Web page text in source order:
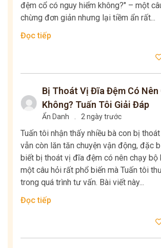
đệm cổ có nguy hiểm không?" – một
chừng đơn giản nhưng lại tiềm ẩn rất...
Đọc tiếp
Bị Thoát Vị Đĩa Đệm Có Nên
Không? Tuấn Tôi Giải Đáp
Ẩn Danh . 2 ngày trước
Tuấn tôi nhận thấy nhiều bà con bị
vẫn còn lăn tăn chuyện vận động, đặc
biết bị thoát vị đĩa đệm có nên chạy bộ
một câu hỏi rất phổ biến mà Tuấn tôi
trong quá trình tư vấn. Bài viết này...
Đọc tiếp